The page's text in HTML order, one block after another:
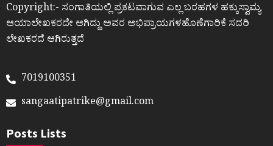
Copyright:- ಸಂಗಾತಿಯಲ್ಲಿ ಪ್ರಕಟವಾಗುವ ಎಲ್ಲ ಬರಹಗಳ ಹಕ್ಕುಸ್ವಾಮ್ಯ
ಆಯಾಲೇಖಕರದೇ ಆಗಿದ್ದು ಅವರ ಅಭಿಪ್ರಾಯಗಳಹೊಣೆಗಾರಿಕೆ ಸದರಿ
ಲೇಖಕರದೆ ಆಗಿರುತ್ತದೆ
7019100351
sangaatipatrike@gmail.com
Posts Lists